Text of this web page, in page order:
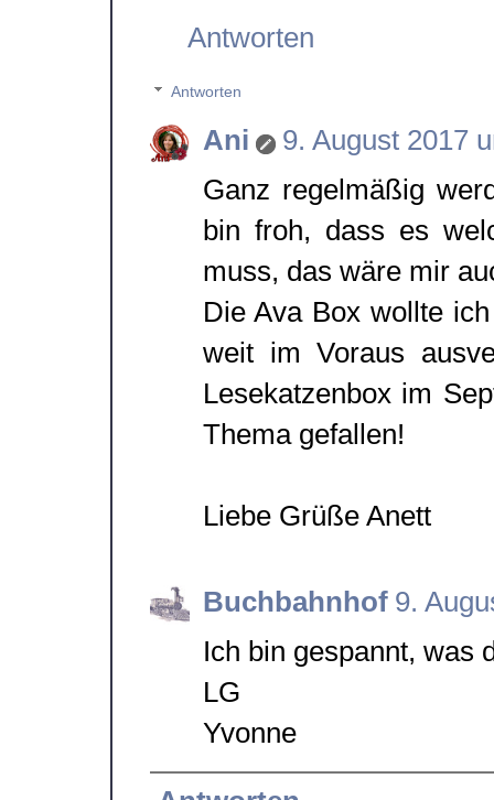
Antworten
Antworten
Ani
9. August 2017
Ganz regelmäßig
bin froh, dass es
muss, das wäre mir
Die Ava Box wollte
weit im Voraus
Lesekatzenbox im
Thema gefallen!
Liebe Grüße Anett
Buchbahnhof 9.
Ich bin gespannt, was
LG
Yvonne